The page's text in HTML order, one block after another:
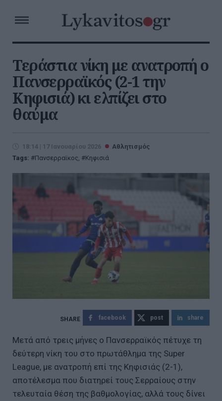
Τεράστια νίκη με ανατροπή ο
Πανσερραϊκός (2-1 την
Κηφισιά) κι ελπίζει στο
θαύμα
18:14 | 17 Ιανουαρίου 2026
Αθλητισμός
Tags:
Πανσερραϊκος, Κηφισιά
facebook post share
Μετά από τρεις μήνες ο Πανσερραϊκός πέτυχε τη
δεύτερη νίκη του στο πρωτάθλημα της Super
League, με ανατροπή επί της Κηφισιάς (2-1),
αποτέλεσμα που διατηρεί τους Σερραίους στην
τελευταία θέση της βαθμολογίας, αλλά τους δίνει